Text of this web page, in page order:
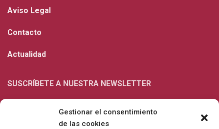
Gestionar el consentimiento
de las cookies
Aviso Legal
Contacto
Actualidad
SUSCRÍBETE A NUESTRA NEWSLETTER